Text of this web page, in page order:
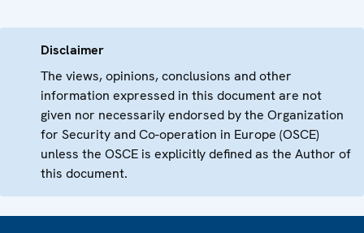
Disclaimer
The views, opinions, conclusions and other
information expressed in this document are not
given nor necessarily endorsed by the Organization
for Security and Co-operation in Europe (OSCE)
unless the OSCE is explicitly defined as the Author of
this document.